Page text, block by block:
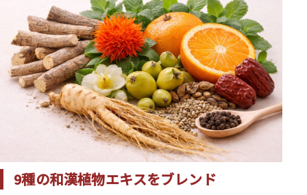
9種の和漢植物エキスをブレンド